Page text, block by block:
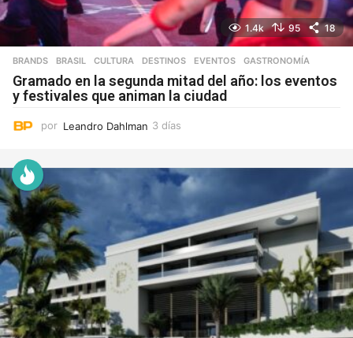
1.4k 95 18
BRANDS ,BRASIL ,CULTURA ,DESTINOS ,EVENTOS ,GASTRONOMÍA
Gramado en la segunda mitad del año: los eventos
y festivales que animan la ciudad
por Leandro Dahlman 3 días
a
s